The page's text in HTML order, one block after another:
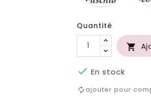
Quantité

 En stock
ajouter pour